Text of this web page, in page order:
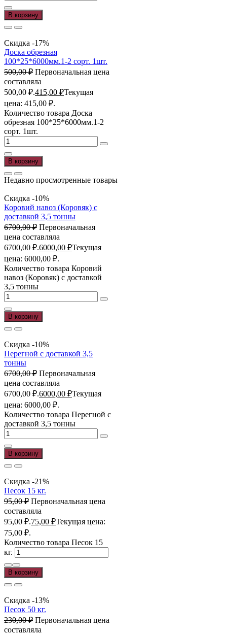
В корзину
Скидка -17%
Доска обрезная
100*25*6000мм.1-2 сорт. 1шт.
500,00₽ Первоначальная цена
составляла
500,00 ₽.415,00 ₽Текущая
цена: 415,00 ₽.
Количество товара Доска
обрезная 100*25*6000мм.1-2
сорт. 1шт.
В корзину
Недавно просмотренные товары
Скидка -10%
Коровий навоз (Коровяк) с
доставкой 3,5 тонны
6700,00₽ Первоначальная
цена составляла
6700,00 ₽.6000,00 ₽Текущая
цена: 6000,00 ₽.
Количество товара Коровий
навоз (Коровяк) с доставкой
3,5 тонны
В корзину
Скидка -10%
Перегной с доставкой 3,5
тонны
6700,00₽ Первоначальная
цена составляла
6700,00 ₽.6000,00 ₽Текущая
цена: 6000,00 ₽.
Количество товара Перегной с
доставкой 3,5 тонны
В корзину
Скидка -21%
Песок 15 кг.
95,00₽ Первоначальная цена
составляла
95,00 ₽.75,00 ₽Текущая цена:
75,00 ₽.
Количество товара Песок 15
кг.
В корзину
Скидка -13%
Песок 50 кг.
230,00₽ Первоначальная цена
составляла